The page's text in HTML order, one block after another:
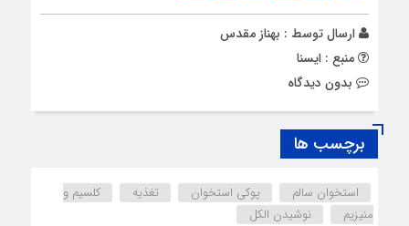
ارسال توسط : بهناز مقدس
منبع : ایسنا
بدون دیدگاه
برچسب ها
استخوان سالم پوکی استخوان تغذیه
کلسیم و
منیزیم
نوشیدن الکل